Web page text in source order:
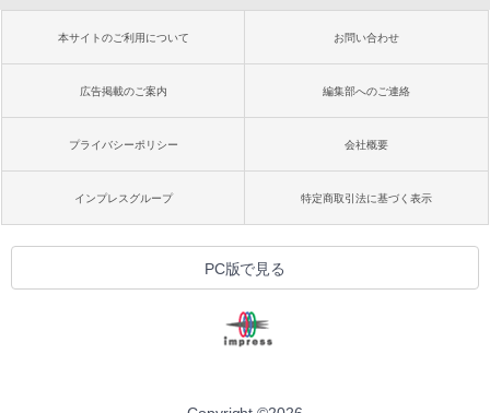
本サイトのご利用について お問い合わせ
広告掲載のご案内 編集部へのご連絡
プライバシーポリシー 会社概要
インプレスグループ 特定商取引法に基づく表示
PC版で見る